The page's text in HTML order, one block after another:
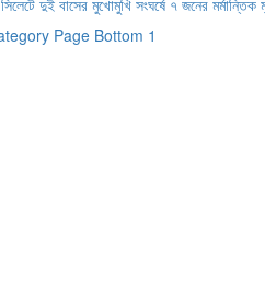
সিলেটে দুই বাসের মুখোমুখি সংঘর্ষে ৭ জনের মর্মান্তিক